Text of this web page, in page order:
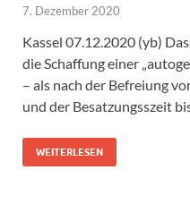
7. Dezember 2020
Kassel 07.12.2020 (yb)
die Schaffung einer
– als nach der Befreiung
und der Besatzungsszeit
WEITERLESEN